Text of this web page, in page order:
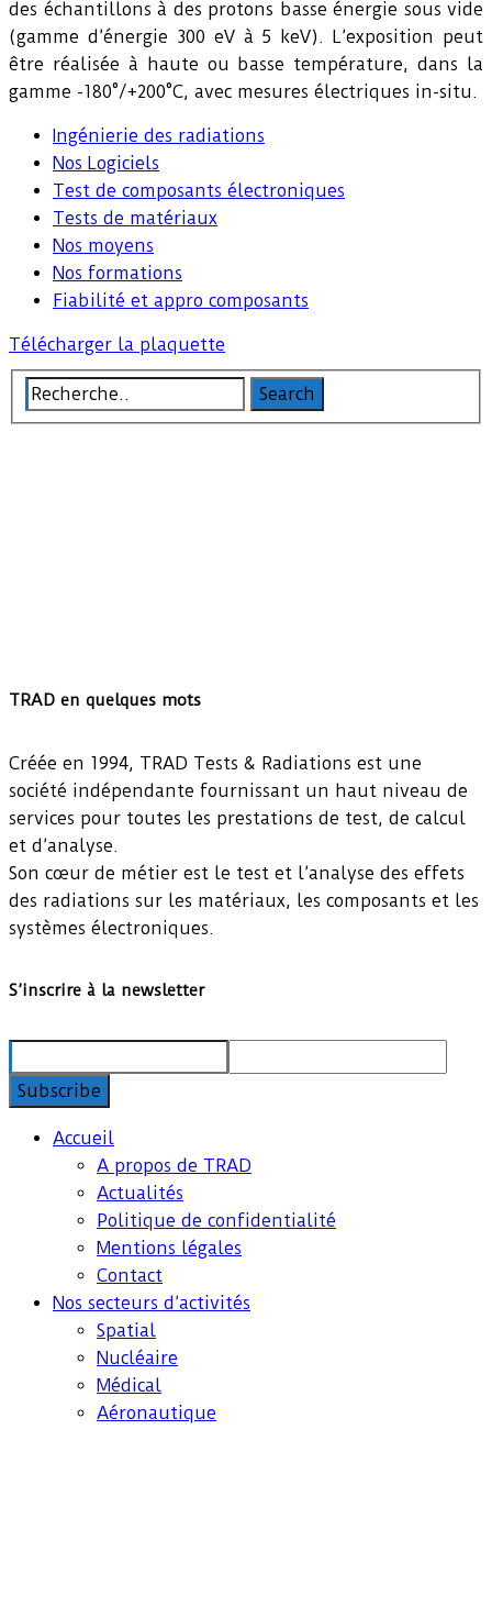
des échantillons à des protons basse énergie sous vide
(gamme d’énergie 300 eV à 5 keV). L’exposition peut
être réalisée à haute ou basse température, dans la
gamme -180°/+200°C, avec mesures électriques in-situ.
Ingénierie des radiations
Nos Logiciels
Test de composants électroniques
Tests de matériaux
Nos moyens
Nos formations
Fiabilité et appro composants
Télécharger la plaquette
TRAD en quelques mots
Créée en 1994, TRAD Tests & Radiations est une
société indépendante fournissant un haut niveau de
services pour toutes les prestations de test, de calcul
et d’analyse.
Son cœur de métier est le test et l’analyse des effets
des radiations sur les matériaux, les composants et les
systèmes électroniques.
S’inscrire à la newsletter
Accueil
A propos de TRAD
Actualités
Politique de confidentialité
Mentions légales
Contact
Nos secteurs d’activités
Spatial
Nucléaire
Médical
Aéronautique